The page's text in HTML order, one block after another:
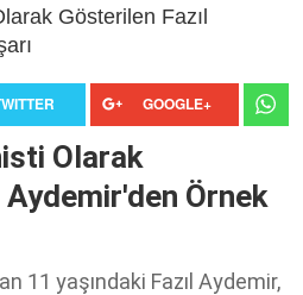
GOOGLE+
Olarak
Örnek
11 yaşındaki Fazıl Aydemir,